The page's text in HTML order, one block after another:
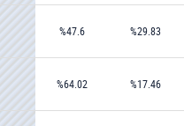
%47.6 %29.83
%64.02 %17.46